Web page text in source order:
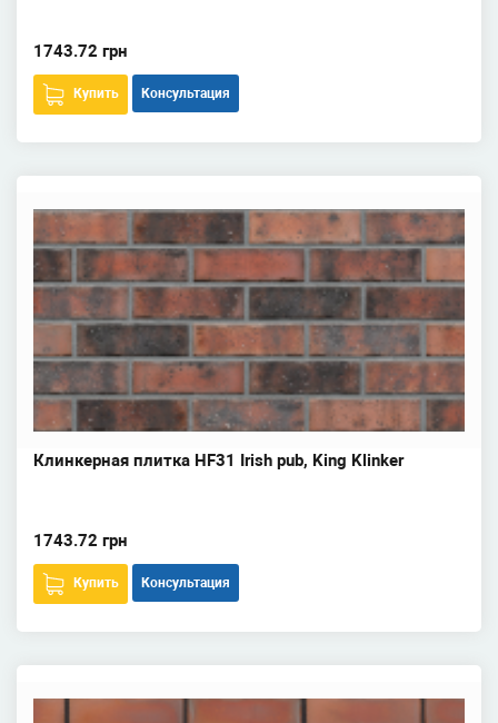
1743.72 грн
Купить Консультация
Клинкерная плитка HF31 Irish pub, King Klinker
1743.72 грн
Купить Консультация